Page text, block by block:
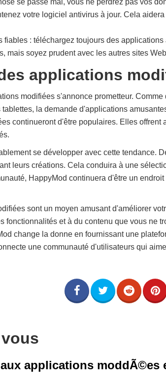
se passe mal, vous ne perdrez pas vos
votre logiciel antivirus à jour. Cela
fiables : téléchargez toujours des
mais soyez prudent avec les autres sites
applications
modifiées s'annonce prometteur.
la demande d'applications
continueront d'être populaires. Elles
se développer avec cette tendance.
leurs créations. Cela conduira à une
HappyMod continuera d'être un
sont un moyen amusant d'améliorer
fonctionnalités et à du contenu que vous ne
change la donne en fournissant une
une communauté d'utilisateurs qui
applications moddÃ©es